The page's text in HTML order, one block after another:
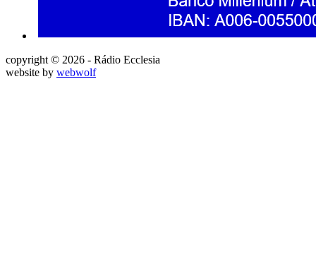
copyright © 2026 - Rádio Ecclesia
website by webwolf